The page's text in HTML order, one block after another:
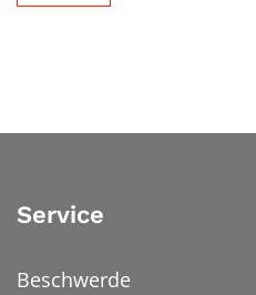
Service
Beschwerde